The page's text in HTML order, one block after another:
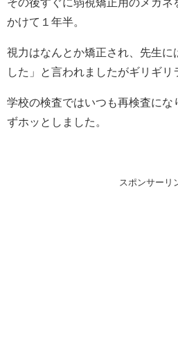
かけて１年半。
視力はなんとか矯正され、先生に
した」と言われましたがギリギリ
学校の検査ではいつも再検査にな
ずホッとしました。
スポンサーリ